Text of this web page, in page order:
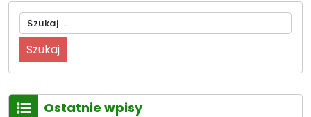
Szukaj:
Ostatnie wpisy